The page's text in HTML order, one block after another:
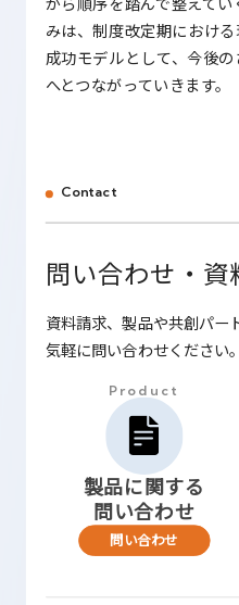
みは、制度改定期におけ
成功モデルとして、今後
へとつながっていきます。
Contact
問い合わせ・資
資料請求、製品や共創パー
気軽に問い合わせください。
Product
製品に関する
問い合わせ
問い合わせ